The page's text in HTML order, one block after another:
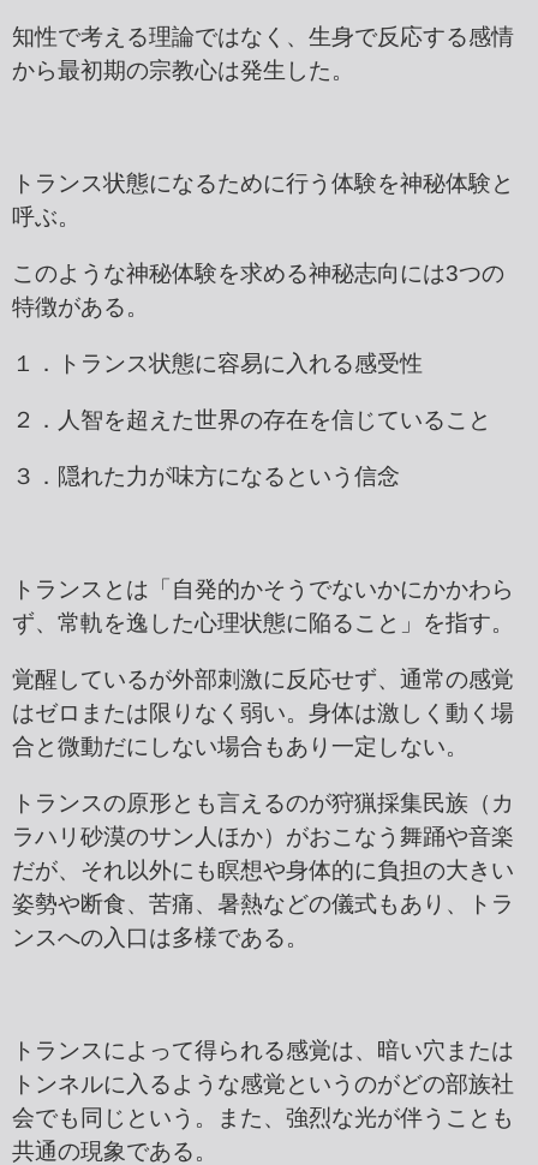
知性で考える理論ではなく、生身で反応する感情
から最初期の宗教心は発生した。
トランス状態になるために行う体験を神秘体験と
呼ぶ。
このような神秘体験を求める神秘志向には3つの
特徴がある。
１．トランス状態に容易に入れる感受性
２．人智を超えた世界の存在を信じていること
３．隠れた力が味方になるという信念
トランスとは「自発的かそうでないかにかかわら
ず、常軌を逸した心理状態に陥ること」を指す。
覚醒しているが外部刺激に反応せず、通常の感覚
はゼロまたは限りなく弱い。身体は激しく動く場
合と微動だにしない場合もあり一定しない。
トランスの原形とも言えるのが狩猟採集民族（カ
ラハリ砂漠のサン人ほか）がおこなう舞踊や音楽
だが、それ以外にも瞑想や身体的に負担の大きい
姿勢や断食、苦痛、暑熱などの儀式もあり、トラ
ンスへの入口は多様である。
トランスによって得られる感覚は、暗い穴または
トンネルに入るような感覚というのがどの部族社
会でも同じという。また、強烈な光が伴うことも
共通の現象である。